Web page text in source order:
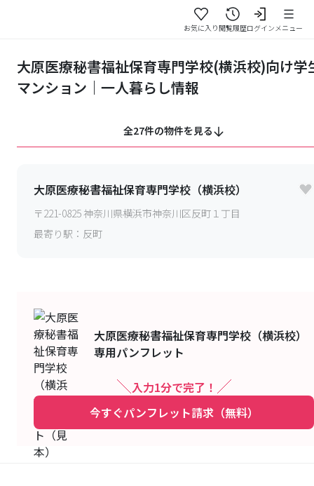
お気に入り閲覧履歴ログインメニュー
大原医療秘書福祉保育専門学校(横浜校)向け学
マンション｜一人暮らし情報
全27件の物件を見る
大原医療秘書福祉保育専門学校（横浜校）
〒221-0825神奈川県横浜市神奈川区反町１丁目
最寄り駅： 反町
大原医療秘書福祉保育専門学校（横浜校）
専用パンフレット
入力1分で完了！
今すぐパンフレット請求（無料）